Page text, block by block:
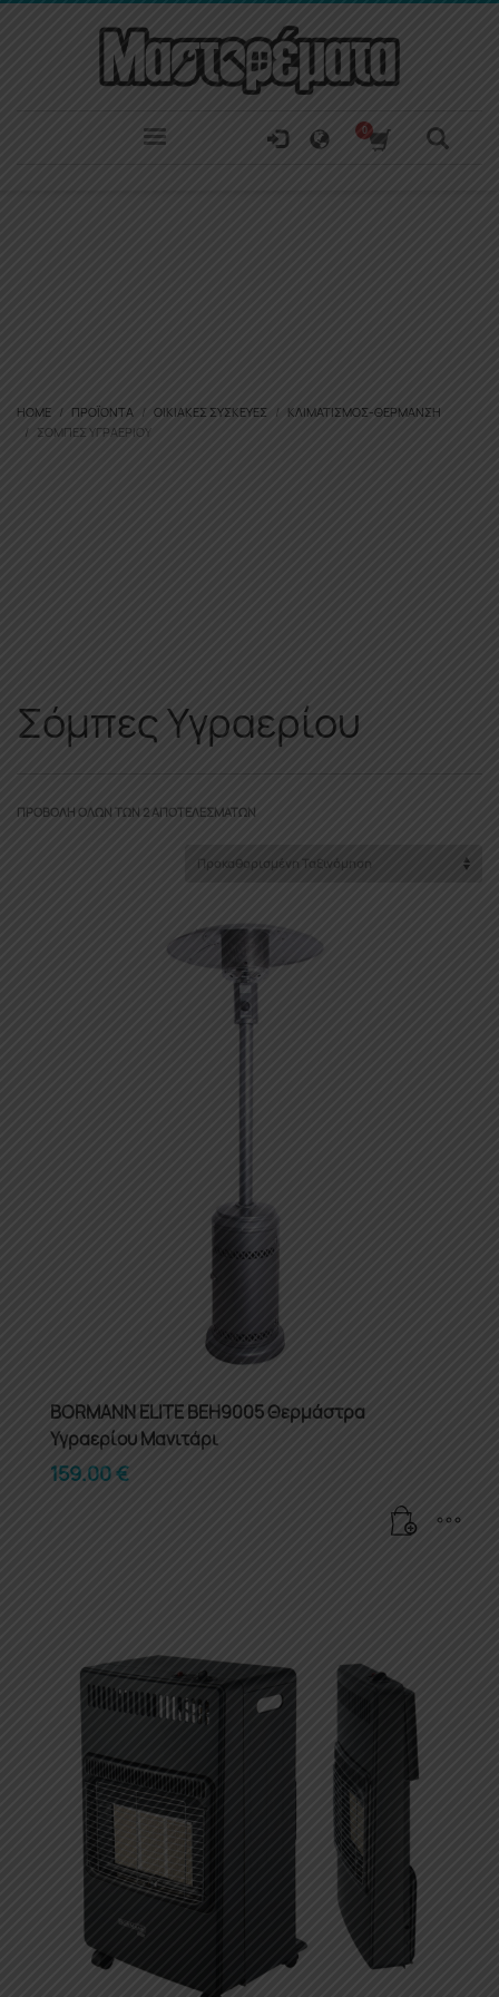
HOME ΠΡΟΪΌΝΤΑ ΟΙΚΙΑΚΈΣ ΣΥΣΚΕΥΈΣ
ΚΛΙΜΑΤΙΣΜΌΣ-ΘΈΡΜΑΝΣΗ
ΣΌΜΠΕΣ ΥΓΡΑΕΡΊΟΥ
Σόμπες Υγραερίου
ΠΡΟΒΟΛΉ ΌΛΩΝ ΤΩΝ 2 ΑΠΟΤΕΛΕΣΜΆΤΩΝ
BORMANN ELITE BEH9005 Θερμάστρα
Υγραερίου Μανιτάρι
159.00€